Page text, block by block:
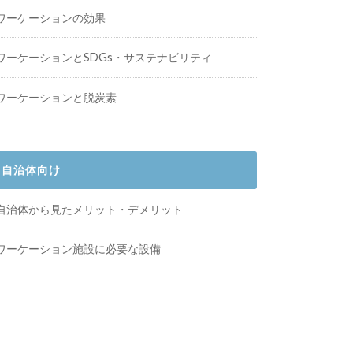
ーケーションの効果
ーケーションとSDGs・サステナビリティ
ーケーションと脱炭素
自治体向け
治体から見たメリット・デメリット
ーケーション施設に必要な設備